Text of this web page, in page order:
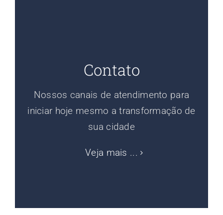
Contato
Nossos canais de atendimento para
iniciar hoje mesmo a transformação de
sua cidade
Veja mais ...